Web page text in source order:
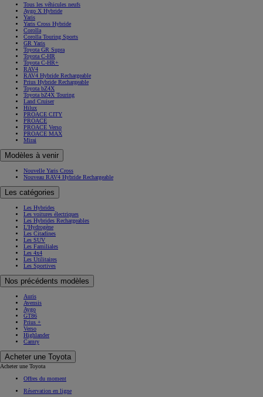
Tous les véhicules neufs
Aygo X Hybride
Yaris
Yaris Cross Hybride
Corolla
Corolla Touring Sports
GR Yaris
Toyota GR Supra
Toyota C-HR
Toyota C-HR+
RAV4
RAV4 Hybride Rechargeable
Prius Hybride Rechargeable
Toyota bZ4X
Toyota bZ4X Touring
Land Cruiser
Hilux
PROACE CITY
PROACE
PROACE Verso
PROACE MAX
Mirai
Modèles à venir
Nouvelle Yaris Cross
Nouveau RAV4 Hybride Rechargeable
Les catégories
Les Hybrides
Les voitures électriques
Les Hybrides Rechargeables
L'Hydrogène
Les Citadines
Les SUV
Les Familiales
Les 4x4
Les Utilitaires
Les Sportives
Nos précédents modèles
Auris
Avensis
Aygo
GT86
Prius +
Verso
Highlander
Camry
Acheter une Toyota
Acheter une Toyota
Offres du moment
Réservation en ligne